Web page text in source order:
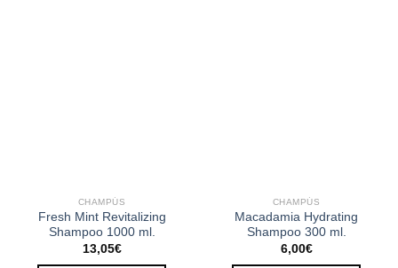
CHAMPÚS
Fresh Mint Revitalizing
Shampoo 1000 ml.
13,05€
CHAMPÚS
Macadamia Hydrating
Shampoo 300 ml.
6,00€